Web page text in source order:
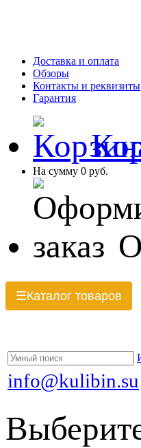
Доставка и оплата
Обзоры
Контакты и реквизиты
Гарантия
На сумму 0 руб.
☰Каталог товаров
info@kulibin.su